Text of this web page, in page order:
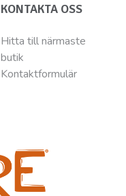
KONTAKTA OSS
Hitta till närmaste
butik
Kontaktformulär